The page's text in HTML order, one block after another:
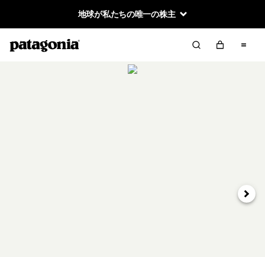
地球が私たちの唯一の株主
次へ